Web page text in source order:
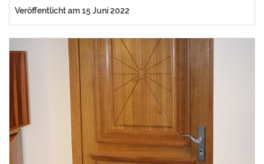
Veröffentlicht am 15 Juni 2022